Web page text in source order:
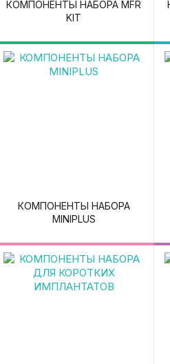
КОМПОНЕНТЫ НАБОРА MFR
KIT
КОМПОНЕНТЫ НАБОРА
MINIPLUS